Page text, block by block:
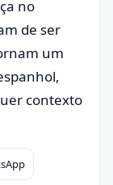
no
de ser
um
contexto